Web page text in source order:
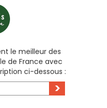
le meilleur des
de France avec
ci-dessous :
>